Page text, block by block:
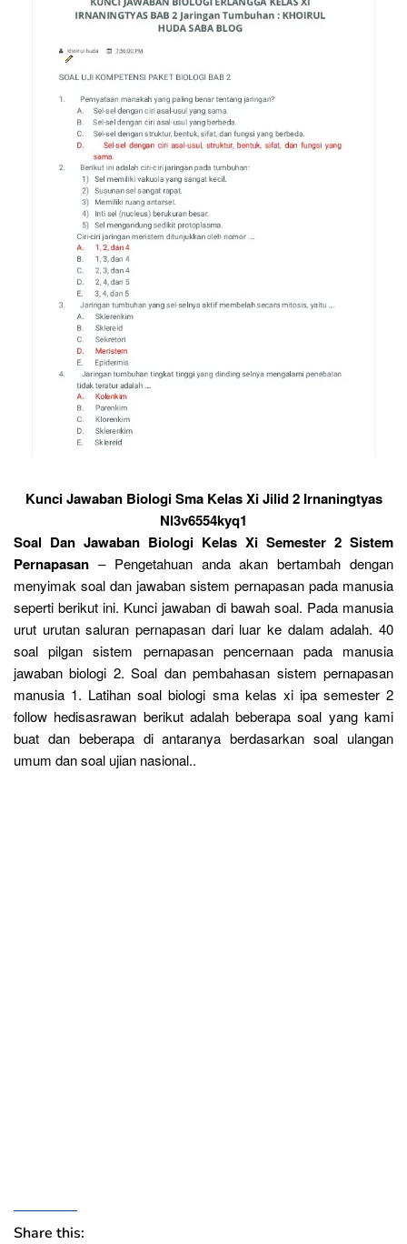
Kunci Jawaban Biologi Sma Kelas Xi Jilid 2 Irnaningtyas
Nl3v6554kyq1
Soal Dan Jawaban Biologi Kelas Xi Semester 2 Sistem
Pernapasan – Pengetahuan anda akan bertambah dengan
menyimak soal dan jawaban sistem pernapasan pada manusia
seperti berikut ini. Kunci jawaban di bawah soal. Pada manusia
urut urutan saluran pernapasan dari luar ke dalam adalah. 40
soal pilgan sistem pernapasan pencernaan pada manusia
jawaban biologi 2. Soal dan pembahasan sistem pernapasan
manusia 1. Latihan soal biologi sma kelas xi ipa semester 2
follow hedisasrawan berikut adalah beberapa soal yang kami
buat dan beberapa di antaranya berdasarkan soal ulangan
umum dan soal ujian nasional..
Share this: